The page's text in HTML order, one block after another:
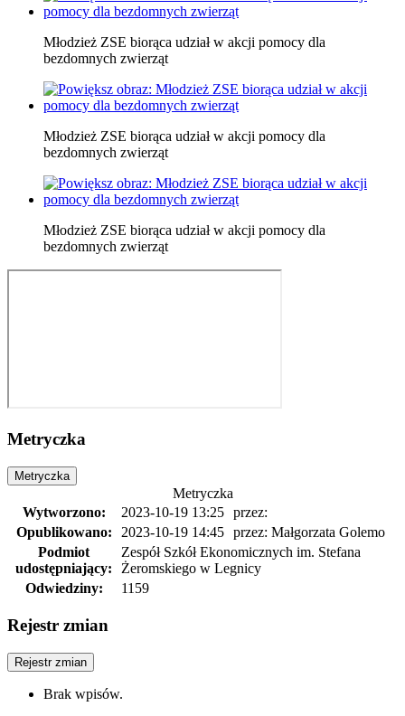
Młodzież ZSE biorąca udział w akcji pomocy dla
bezdomnych zwierząt
Młodzież ZSE biorąca udział w akcji pomocy dla
bezdomnych zwierząt
Młodzież ZSE biorąca udział w akcji pomocy dla
bezdomnych zwierząt
Metryczka
Metryczka
Metryczka
Wytworzono:
2023-10-19 13:25 przez:
Opublikowano:
2023-10-19 14:45 przez: Małgorzata Golemo
Podmiot
udostępniający:
Zespół Szkół Ekonomicznych im. Stefana
Żeromskiego w Legnicy
Odwiedziny:
1159
Rejestr zmian
Rejestr zmian
Brak wpisów.